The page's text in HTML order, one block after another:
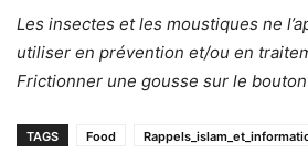
Les insectes et les moustiques ne
utiliser en prévention et/ou en
Frictionner une gousse sur le
TAGS Food